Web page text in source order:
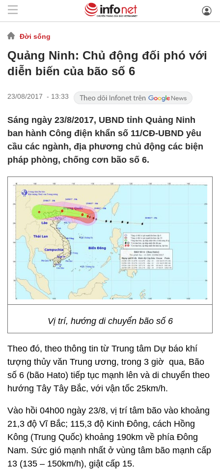
Đời sống
Quảng Ninh: Chủ động đối phó với
diễn biến của bão số 6
23/08/2017 - 13:33
Sáng ngày 23/8/2017, UBND tỉnh Quảng Ninh
ban hành Công điện khẩn số 11/CĐ-UBND yêu
cầu các ngành, địa phương chủ động các biện
pháp phòng, chống cơn bão số 6.
Vị trí, hướng di chuyển bão số 6
Theo đó, theo thông tin từ Trung tâm Dự báo khí
tượng thủy văn Trung ương, trong 3 giờ qua, Bão
số 6 (bão Hato) tiếp tục mạnh lên và di chuyển theo
hướng Tây Tây Bắc, với vận tốc 25km/h.
Vào hồi 04h00 ngày 23/8, vị trí tâm bão vào khoảng
21,3 độ Vĩ Bắc; 115,3 độ Kinh Đông, cách Hồng
Kông (Trung Quốc) khoảng 190km về phía Đông
Nam. Sức gió mạnh nhất ở vùng tâm bão mạnh cấp
13 (135 – 150km/h), giật cấp 15.